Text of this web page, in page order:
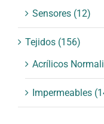
Sensores (12)
Tejidos (156)
Acrílicos
Impermeables